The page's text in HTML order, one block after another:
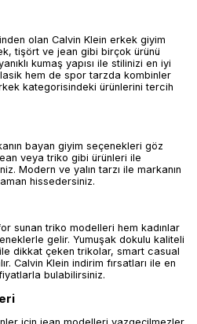
olan Calvin Klein erkek giyim
tişört ve jean gibi birçok ürünü
kumaş yapısı ile stilinizi en iyi
hem de spor tarzda kombinler
kategorisindeki ürünlerini tercih
bayan giyim seçenekleri göz
veya triko gibi ürünleri ile
Modern ve yalın tarzı ile markanın
hissedersiniz.
sunan triko modelleri hem kadınlar
gelir. Yumuşak dokulu kaliteli
dikkat çeken trikolar, smart casual
Calvin Klein indirim fırsatları ile en
bulabilirsiniz.